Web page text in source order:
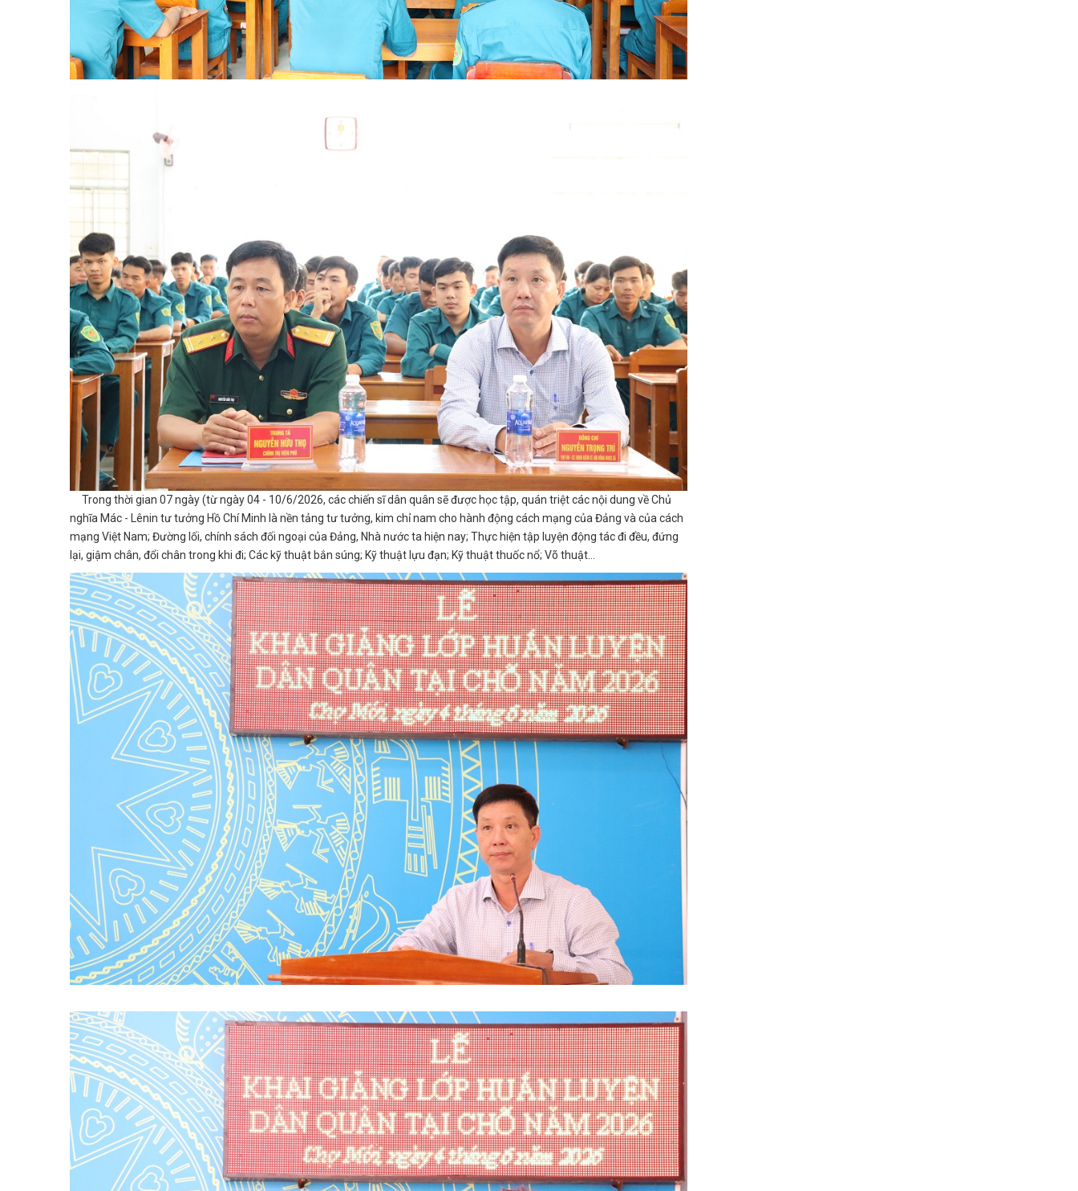
Trong thời gian 07 ngày (từ ngày 04 - 10/6/2026, các chiến sĩ dân quân sẽ được học tập, quán triệt các nội dung về Chủ
nghĩa Mác - Lênin tư tưởng Hồ Chí Minh là nền tảng tư tưởng, kim chỉ nam cho hành động cách mạng của Đảng và của cách
mạng Việt Nam; Đường lối, chính sách đối ngoại của Đảng, Nhà nước ta hiện nay; Thực hiện tập luyện động tác đi đều, đứng
lại, giậm chân, đổi chân trong khi đi; Các kỹ thuật bắn súng; Kỹ thuật lựu đạn; Kỹ thuật thuốc nổ; Võ thuật…